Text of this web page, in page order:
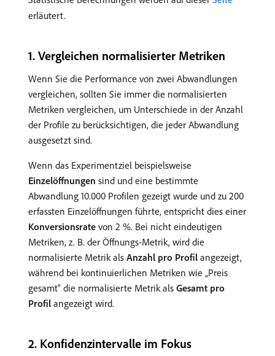
erläutert.
​1. Vergleichen normalisierter Metriken
Wenn Sie die Performance von zwei Abwandlungen
vergleichen, sollten Sie immer die normalisierten
Metriken vergleichen, um Unterschiede in der Anzahl
der Profile zu berücksichtigen, die jeder Abwandlung
ausgesetzt sind.
Wenn das Experimentziel beispielsweise
Einzelöffnungen sind und eine bestimmte
Abwandlung 10.000 Profilen gezeigt wurde und zu 200
erfassten Einzelöffnungen führte, entspricht dies einer
Konversionsrate von 2 %. Bei nicht eindeutigen
Metriken, z. B. der Öffnungs-Metrik, wird die
normalisierte Metrik als Anzahl pro Profil angezeigt,
während bei kontinuierlichen Metriken wie „Preis
gesamt“ die normalisierte Metrik als Gesamt pro
Profil angezeigt wird.
​2. Konfidenzintervalle im Fokus